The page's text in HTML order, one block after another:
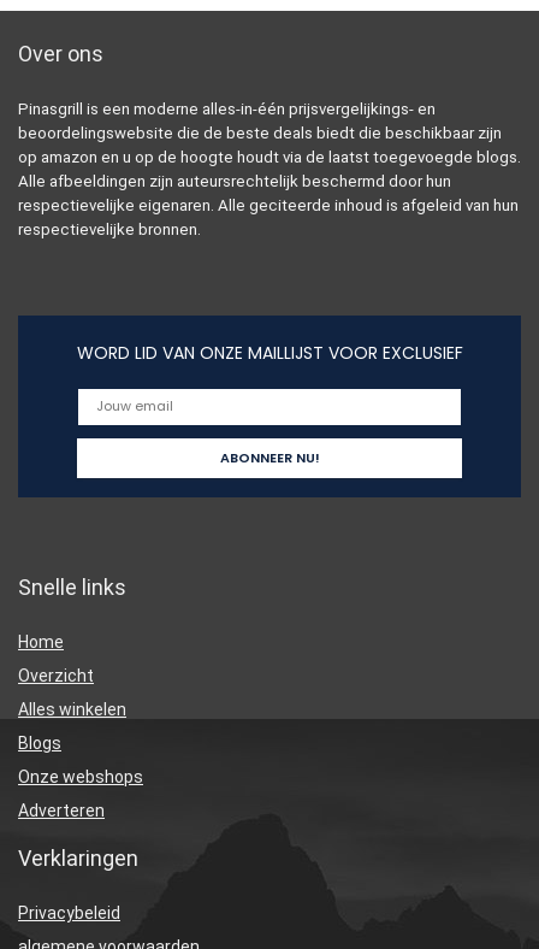
Over ons
Pinasgrill is een moderne alles-in-één prijsvergelijkings- en
beoordelingswebsite die de beste deals biedt die beschikbaar zijn
op amazon en u op de hoogte houdt via de laatst toegevoegde blogs.
Alle afbeeldingen zijn auteursrechtelijk beschermd door hun
respectievelijke eigenaren. Alle geciteerde inhoud is afgeleid van hun
respectievelijke bronnen.
WORD LID VAN ONZE MAILLIJST VOOR EXCLUSIEF
Snelle links
Home
Overzicht
Alles winkelen
Blogs
Onze webshops
Adverteren
Verklaringen
Privacybeleid